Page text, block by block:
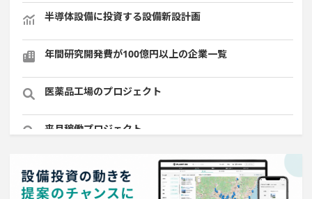
半導体設備に投資する設備新設計画
年間研究開発費が100億円以上の企業一覧
医薬品工場のプロジェクト
来月稼働プロジェクト
ホテル・宿泊事業を営む会社で10億円以上投資する設備
新設計画